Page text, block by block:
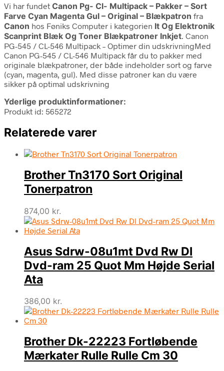
Vi har fundet Canon Pg- Cl- Multipack – Pakker – Sort
Farve Cyan Magenta Gul – Original – Blækpatron fra
Canon hos Føniks Computer i kategorien It Og Elektronik
Scanprint Blæk Og Toner Blækpatroner Inkjet. Canon
PG-545 / CL-546 Multipack – Optimer din udskrivningMed
Canon PG-545 / CL-546 Multipack får du to pakker med
originale blækpatroner, der både indeholder sort og farve
(cyan, magenta, gul). Med disse patroner kan du være
sikker på optimal udskrivning
Yderlige produktinformationer:
Produkt id: 565272
Relaterede varer
Brother Tn3170 Sort Original
Tonerpatron
874,00 kr.
Asus Sdrw-08u1mt Dvd Rw Dl
Dvd-ram 25 Quot Mm Højde Serial
Ata
386,00 kr.
Brother Dk-22223 Fortløbende
Mærkater Rulle Rulle Cm 30